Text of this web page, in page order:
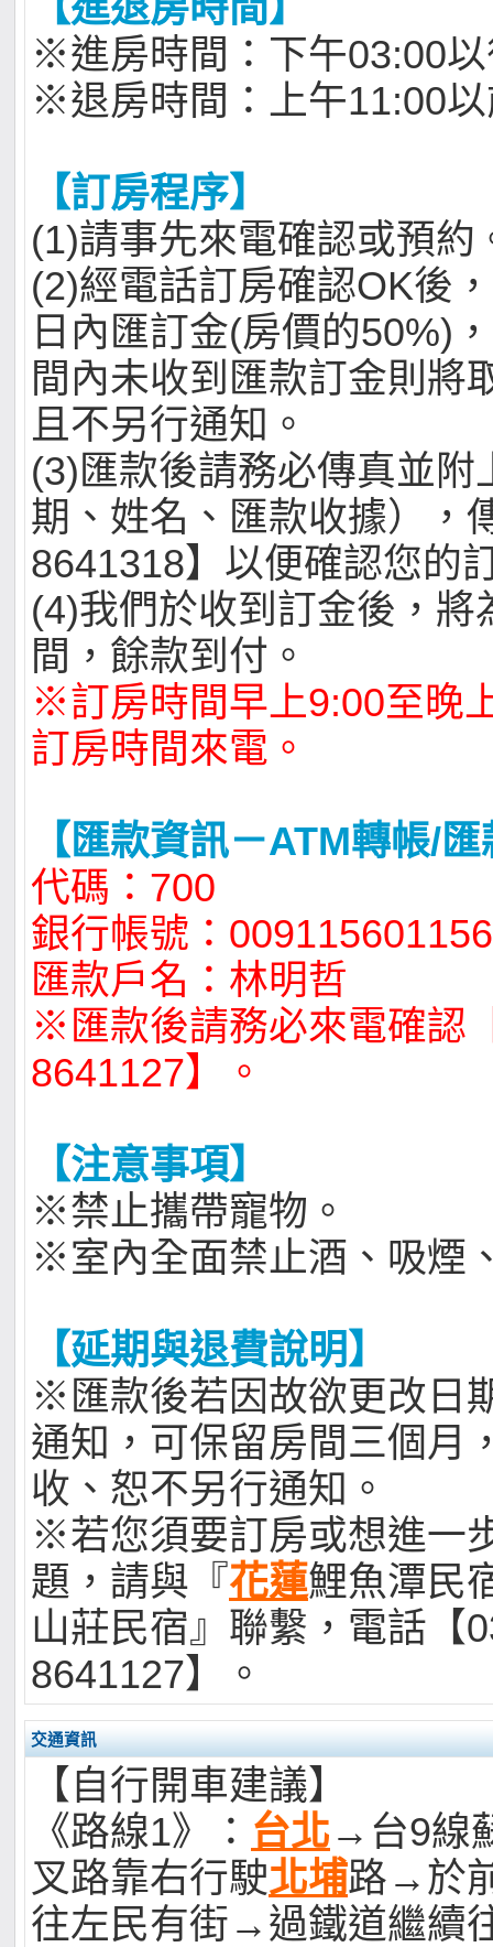
【進退房時間】
※進房時間：下午03:00
※退房時間：上午11:00
【訂房程序】
(1)請事先來電確認或預約
(2)經電話訂房確認OK後
日內匯訂金(房價的50%)
間內未收到匯款訂金則將
且不另行通知。
(3)匯款後請務必傳真並附
期、姓名、匯款收據），
8641318】以便確認您的
(4)我們於收到訂金後，將
間，餘款到付。
※訂房時間早上9:00至晚
訂房時間來電。
【匯款資訊－ATM轉帳/
代碼：700
銀行帳號：
匯款戶名：林明哲
※匯款後請務必來電確認
8641127】。
【注意事項】
※禁止攜帶寵物。
※室內全面禁止酒、吸煙
【延期與退費說明】
※匯款後若因故欲更改日
通知，可保留房間三個月
收、恕不另行通知。
※若您須要訂房或想進一
題，請與『花蓮鯉魚潭民
山莊民宿』聯繫，電話【
8641127】。
交通資訊
【自行開車建議】
《路線1》： 台北 →台9線
叉路靠右行駛北埔路→於
往左民有街→過鐵道繼續